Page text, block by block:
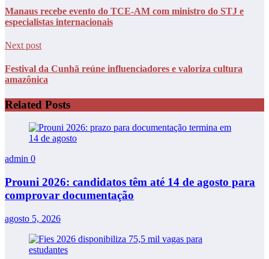
Manaus recebe evento do TCE-AM com ministro do STJ e
especialistas internacionais
Next post
Festival da Cunhã reúne influenciadores e valoriza cultura
amazônica
Related Posts
admin 0
Prouni 2026: candidatos têm até 14 de agosto para
comprovar documentação
agosto 5, 2026